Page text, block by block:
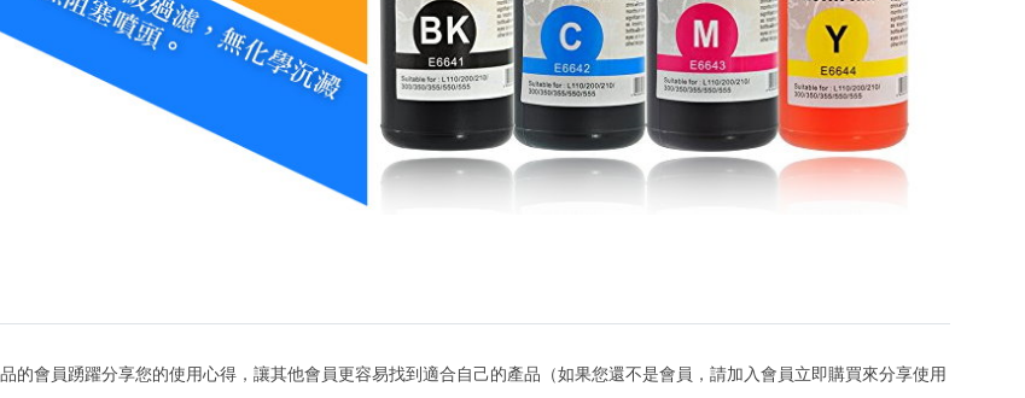
的會員踴躍分享您的使用心得，讓其他會員更容易找到適合自己的產品（如果您還不是會員，請加入會員立即購買來分享使用